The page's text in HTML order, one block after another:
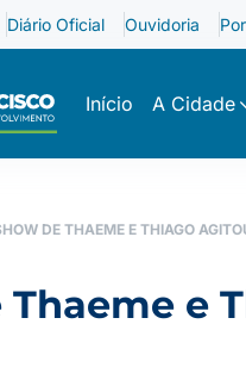
Diário Oficial Ouvidoria
Início A Cidade
DE THAEME E THIAGO
Thaeme e